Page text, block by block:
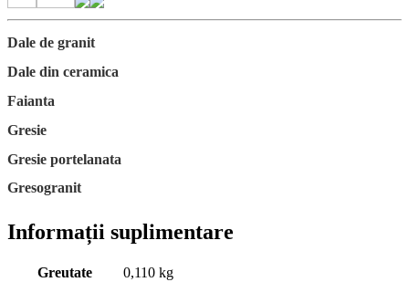
Dale de granit
Dale din ceramica
Faianta
Gresie
Gresie portelanata
Gresogranit
Informații suplimentare
Greutate 0,110 kg